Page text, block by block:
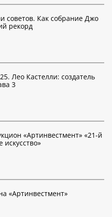
советов. Как собрание Джо
рекорд
Лео Кастелли: создатель
3
«Артинвестмент» «21-й
искусство»
«Артинвестмент»